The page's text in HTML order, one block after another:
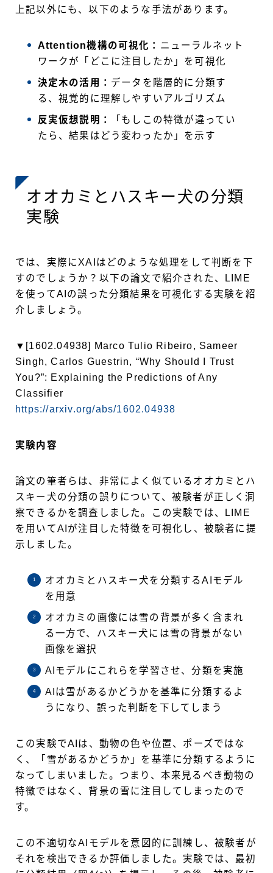
上記以外にも、以下のような手法があります。
Attention機構の可視化： ニューラルネット
ワークが「どこに注目したか」を可視化
決定木の活用： データを階層的に分類す
る、視覚的に理解しやすいアルゴリズム
反実仮想説明：
「もしこの特徴が違ってい
たら、結果はどう変わったか」を示す
オオカミとハスキー犬の分類
実験
では、実際にXAIはどのような処理をして判断を下
すのでしょうか？以下の論文で紹介された、LIME
を使ってAIの誤った分類結果を可視化する実験を紹
介しましょう。
▼[1602.04938] Marco Tulio Ribeiro, Sameer
Singh, Carlos Guestrin, “Why Should I Trust
You?”: Explaining the Predictions of Any
Classifier
https://arxiv.org/abs/1602.04938
実験内容
論文の筆者らは、非常によく似ているオオカミとハ
スキー犬の分類の誤りについて、被験者が正しく洞
察できるかを調査しました。この実験では、LIME
を用いてAIが注目した特徴を可視化し、被験者に提
示しました。
オオカミとハスキー犬を分類するAIモデル
を用意
オオカミの画像には雪の背景が多く含まれ
る一方で、ハスキー犬には雪の背景がない
画像を選択
AIモデルにこれらを学習させ、分類を実施
AIは雪があるかどうかを基準に分類するよ
うになり、誤った判断を下してしまう
この実験でAIは、動物の色や位置、ポーズではな
く、「雪があるかどうか」を基準に分類するように
なってしまいました。つまり、本来見るべき動物の
特徴ではなく、背景の雪に注目してしまったので
す。
この不適切なAIモデルを意図的に訓練し、被験者が
それを検出できるか評価しました。実験では、最初